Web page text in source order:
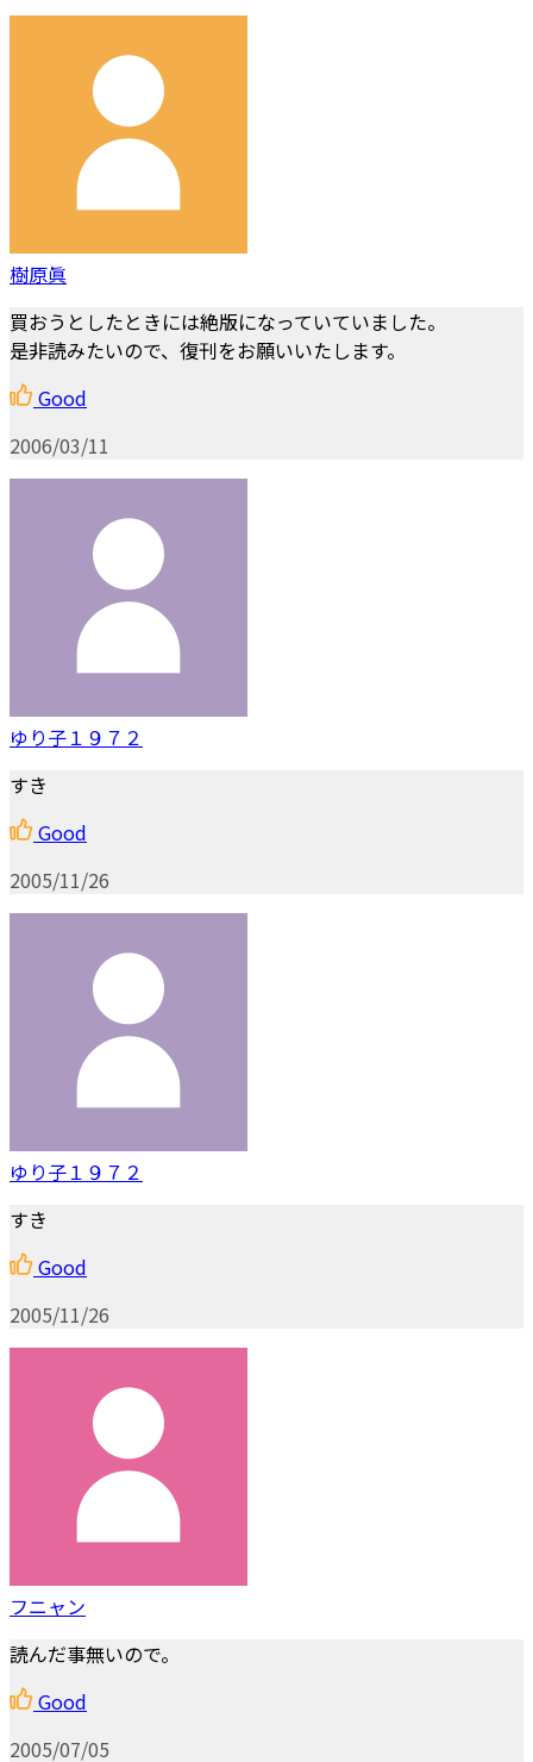
樹原眞
買おうとしたときには絶版になっていていました。
是非読みたいので、復刊をお願いいたします。
Good
2006/03/11
ゆり子１９７２
すき
Good
2005/11/26
ゆり子１９７２
すき
Good
2005/11/26
フニャン
読んだ事無いので。
Good
2005/07/05